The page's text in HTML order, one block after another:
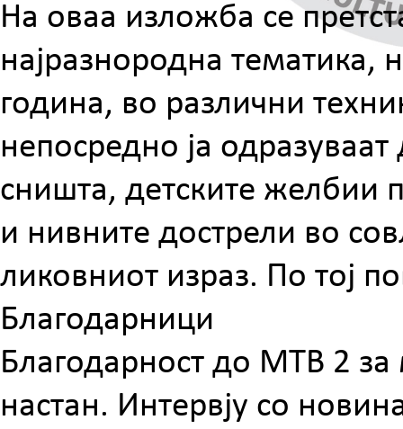
На оваа изложба се
најразнородна тематика,
година, во различни
непосредно ја одразуваат
сништа, детските желбии
и нивните дострели во
ликовниот израз. По тој
Благодарници
Благодарност до МТВ 2
настан. Интервју со